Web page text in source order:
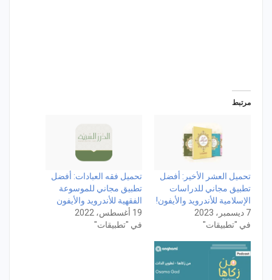
مرتبط
تحميل العشر الأخير: أفضل
تطبيق مجاني للدراسات
الإسلامية للأندرويد والأيفون!
7 ديسمبر، 2023
في "تطبيقات"
تحميل فقه العبادات: أفضل
تطبيق مجاني للموسوعة
الفقهية للأندرويد والأيفون
19 أغسطس، 2022
في "تطبيقات"